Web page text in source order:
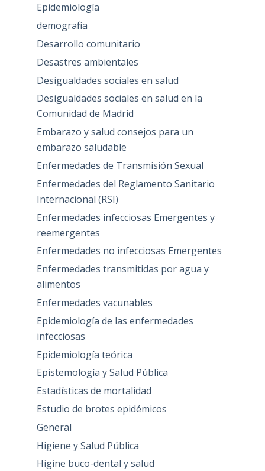
Epidemiología
demografia
Desarrollo comunitario
Desastres ambientales
Desigualdades sociales en salud
Desigualdades sociales en salud en la
Comunidad de Madrid
Embarazo y salud consejos para un
embarazo saludable
Enfermedades de Transmisión Sexual
Enfermedades del Reglamento Sanitario
Internacional (RSI)
Enfermedades infecciosas Emergentes y
reemergentes
Enfermedades no infecciosas Emergentes
Enfermedades transmitidas por agua y
alimentos
Enfermedades vacunables
Epidemiología de las enfermedades
infecciosas
Epidemiología teórica
Epistemología y Salud Pública
Estadísticas de mortalidad
Estudio de brotes epidémicos
General
Higiene y Salud Pública
Higine buco-dental y salud